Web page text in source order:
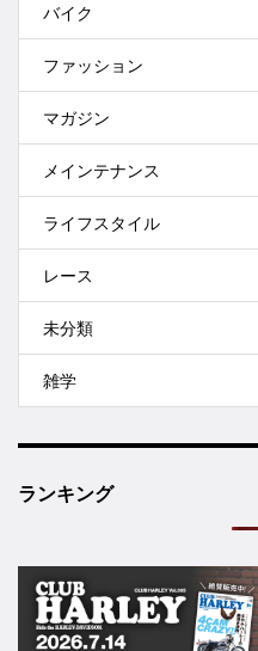
バイク
ファッション
マガジン
メインテナンス
ライフスタイル
レース
未分類
雑学
ランキング